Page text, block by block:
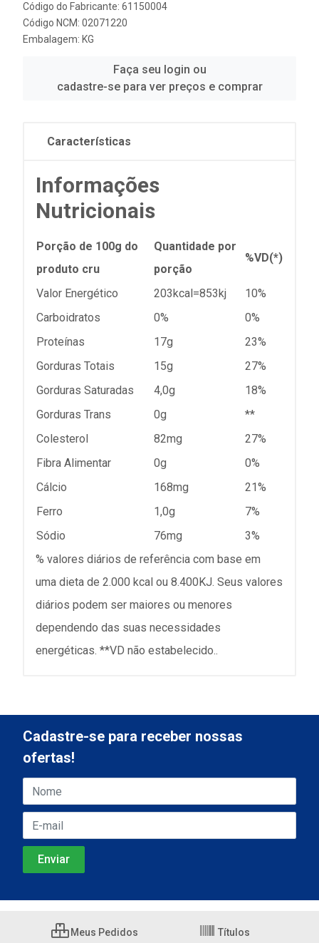
Código do Fabricante: 61150004
Código NCM: 02071220
Embalagem: KG
Faça seu login ou
cadastre-se para ver preços e comprar
Características
Informações
Nutricionais
Porção de 100g do
produto cru
Quantidade por
porção
%VD(*)
Valor Energético 203kcal=853kj
10%
Carboidratos
0%
0%
Proteínas
17g
23%
Gorduras Totais
15g
27%
Gorduras Saturadas
4,0g
18%
Gorduras Trans
0g
**
Colesterol
82mg
27%
Fibra Alimentar
0g
0%
Cálcio
168mg
21%
Ferro
1,0g
7%
Sódio
76mg
3%
% valores diários de referência com base em
uma dieta de 2.000 kcal ou 8.400KJ. Seus valores
diários podem ser maiores ou menores
dependendo das suas necessidades
energéticas. **VD não estabelecido..
Cadastre-se para receber nossas
ofertas!
Meus Pedidos Títulos